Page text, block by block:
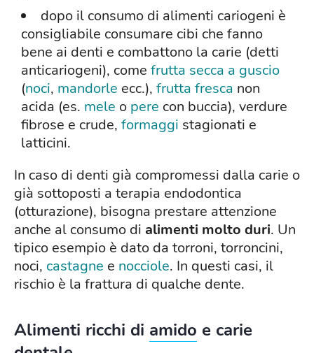
dopo il consumo di alimenti cariogeni è
consigliabile consumare cibi che fanno
bene ai denti e combattono la carie (detti
anticariogeni), come frutta secca a guscio
(noci, mandorle ecc.), frutta fresca non
acida (es. mele o pere con buccia), verdure
fibrose e crude, formaggi stagionati e
latticini.
In caso di denti già compromessi dalla carie o
già sottoposti a terapia endodontica
(otturazione), bisogna prestare attenzione
anche al consumo di alimenti molto duri. Un
tipico esempio è dato da torroni, torroncini,
noci, castagne e nocciole. In questi casi, il
rischio è la frattura di qualche dente.
Alimenti ricchi di amido e carie